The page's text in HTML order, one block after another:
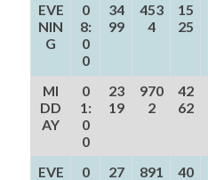
EVE
NIN
G
0
8:
0
0
34
99
453
4
15
25
MI
DD
AY
0
1:
0
0
23
19
970
2
42
62
EVE
0
27
891
40